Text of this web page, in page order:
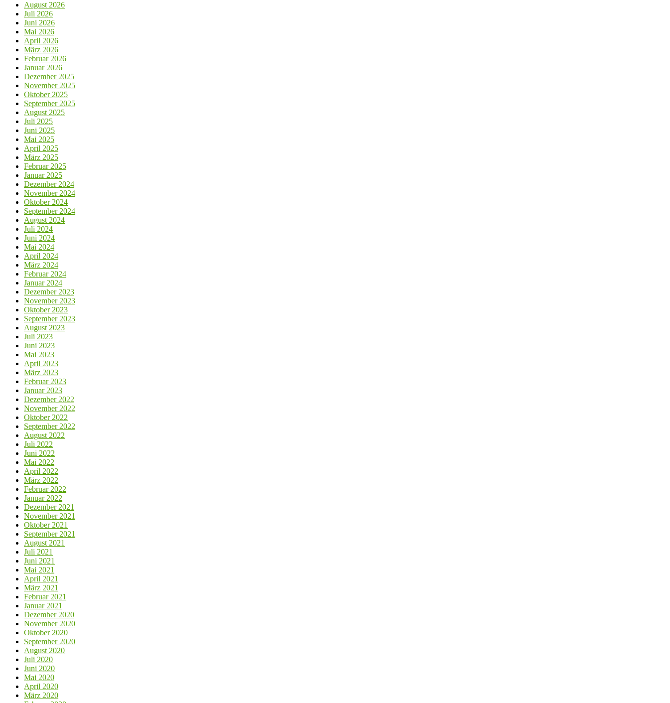
August 2026
Juli 2026
Juni 2026
Mai 2026
April 2026
März 2026
Februar 2026
Januar 2026
Dezember 2025
November 2025
Oktober 2025
September 2025
August 2025
Juli 2025
Juni 2025
Mai 2025
April 2025
März 2025
Februar 2025
Januar 2025
Dezember 2024
November 2024
Oktober 2024
September 2024
August 2024
Juli 2024
Juni 2024
Mai 2024
April 2024
März 2024
Februar 2024
Januar 2024
Dezember 2023
November 2023
Oktober 2023
September 2023
August 2023
Juli 2023
Juni 2023
Mai 2023
April 2023
März 2023
Februar 2023
Januar 2023
Dezember 2022
November 2022
Oktober 2022
September 2022
August 2022
Juli 2022
Juni 2022
Mai 2022
April 2022
März 2022
Februar 2022
Januar 2022
Dezember 2021
November 2021
Oktober 2021
September 2021
August 2021
Juli 2021
Juni 2021
Mai 2021
April 2021
März 2021
Februar 2021
Januar 2021
Dezember 2020
November 2020
Oktober 2020
September 2020
August 2020
Juli 2020
Juni 2020
Mai 2020
April 2020
März 2020